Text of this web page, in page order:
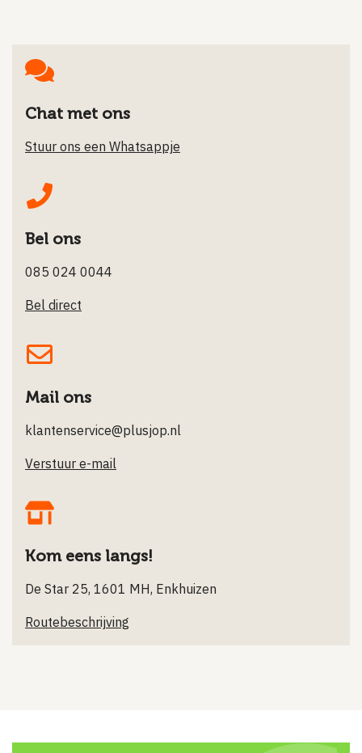
Chat met ons
Stuur ons een Whatsappje
Bel ons
085 024 0044
Bel direct
Mail ons
klantenservice@plusjop.nl
Verstuur e-mail
Kom eens langs!
De Star 25, 1601 MH, Enkhuizen
Routebeschrijving